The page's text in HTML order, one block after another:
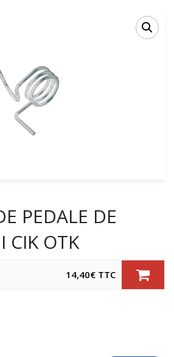
PEDALE DE
CIK OTK
14,40€ TTC